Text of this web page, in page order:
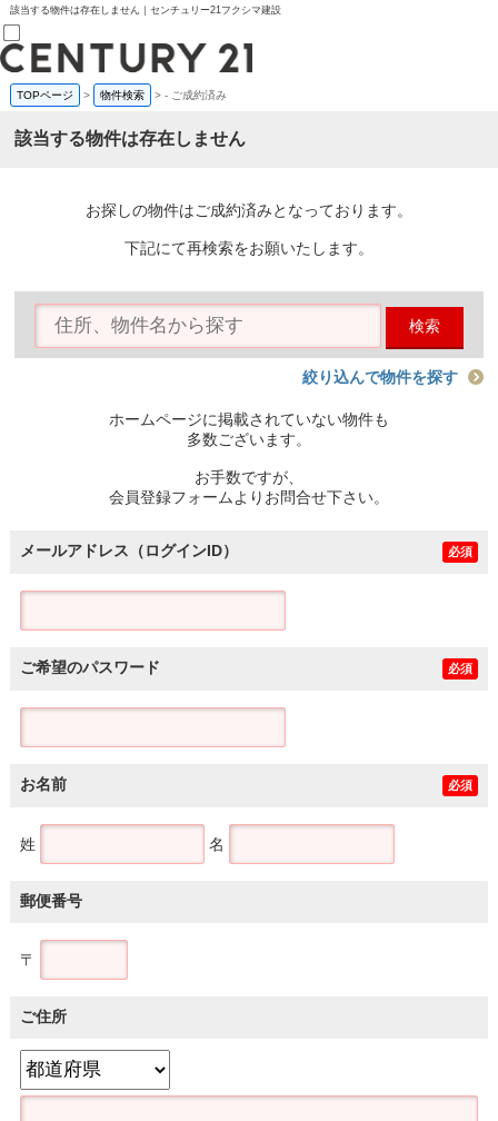
該当する物件は存在しません｜センチュリー21フクシマ建設
売買部
0120-800-844
賃貸部
会員メニュー
物件を探す
購入TOP
条件から探す
住宅ローン控除シミュレータ
TOPページ > 物件検索 >- ご成約済み
該当する物件は存在しません
お探しの物件はご成約済みとなっております。
下記にて再検索をお願いたします。
検索
絞り込んで物件を探す
ホームページに掲載されていない物件も
多数ございます。
お手数ですが、
会員登録フォームよりお問合せ下さい。
メールアドレス（ログインID） 必須
ご希望のパスワード 必須
お名前 必須
姓 名
郵便番号
〒
ご住所